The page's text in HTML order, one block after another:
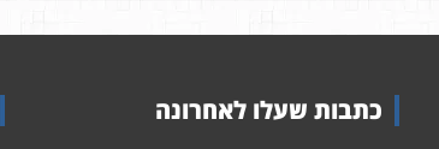
כתבות שעלו לאחרונה